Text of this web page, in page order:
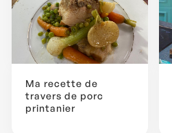
Ma recette de
travers de porc
printanier